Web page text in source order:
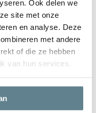
Ook delen we
site met onze
en analyse. Deze
met andere
of die ze hebben
van hun services.